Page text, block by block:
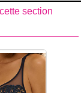
suisse sur voile
élastique.
tous les sous-
de la collection
féminine Kiss
Simone Pérèle
gorge du bonnet A
section